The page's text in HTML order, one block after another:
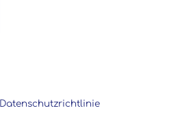
Datenschutzrichtlinie